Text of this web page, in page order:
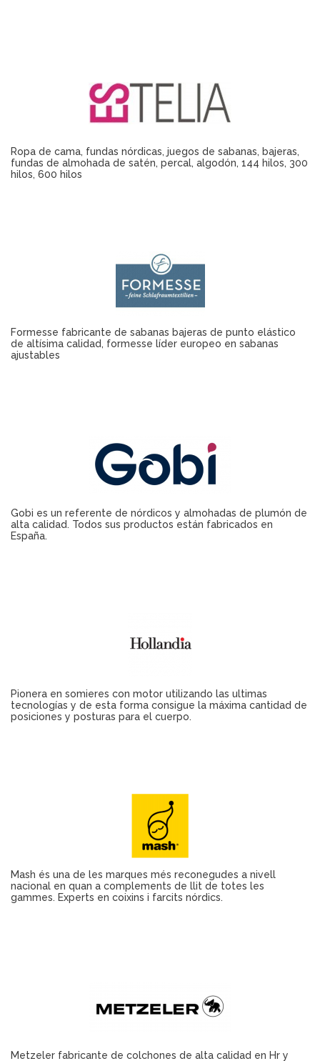
Ropa de cama, fundas nórdicas, juegos de sabanas, bajeras,
fundas de almohada de satén, percal, algodón, 144 hilos, 300
hilos, 600 hilos
Formesse fabricante de sabanas bajeras de punto elástico
de altísima calidad, formesse líder europeo en sabanas
ajustables
Gobi es un referente de nórdicos y almohadas de plumón de
alta calidad. Todos sus productos están fabricados en
España.
Pionera en somieres con motor utilizando las ultimas
tecnologías y de esta forma consigue la máxima cantidad de
posiciones y posturas para el cuerpo.
Mash és una de les marques més reconegudes a nivell
nacional en quan a complements de llit de totes les
gammes. Experts en coixins i farcits nórdics.
Metzeler fabricante de colchones de alta calidad en Hr y